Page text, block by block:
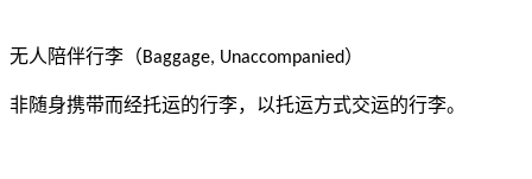
无人陪伴行李（Baggage, Unaccompanied）
非随身携带而经托运的行李，以托运方式交运的行李。